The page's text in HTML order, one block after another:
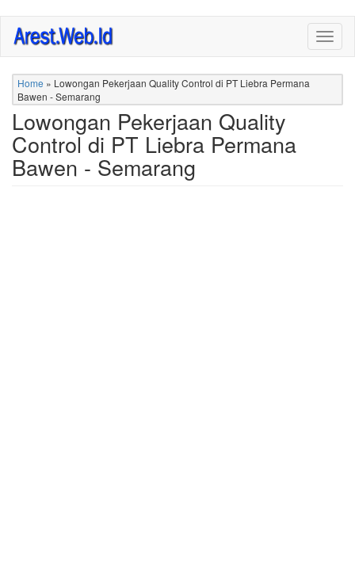
Skip
main
content
Home » Lowongan Pekerjaan Quality Control di PT Liebra Permana
Bawen - Semarang
Lowongan Pekerjaan Quality
Control di PT Liebra Permana
Bawen - Semarang